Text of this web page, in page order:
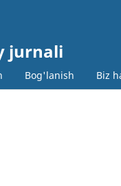
jurnali
Bog'lanish Biz